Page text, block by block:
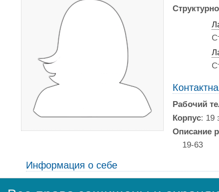
Рабочий
Корпус: 19
Описание
19-63
Информация о себе